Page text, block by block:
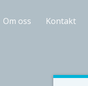
Om oss Kontakt